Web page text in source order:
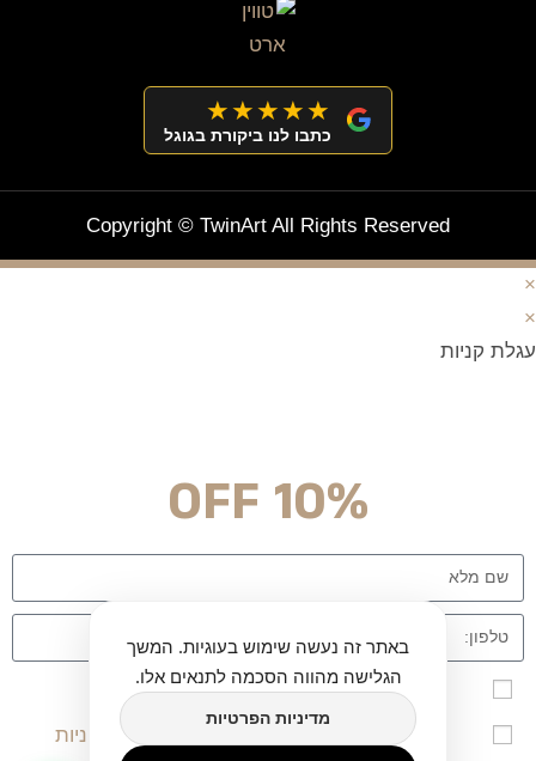
★★★★★
כתבו לנו ביקורת בגוגל
Copyright © TwinArt All Rights Reserved
באתר זה נעשה שימוש בעוגיות. המשך
הגלישה מהווה הסכמה לתנאים אלו.
מדיניות הפרטיות
×
×
עגלת קניות
10% OFF
אני מאשר\ת הרשמה לרשימת הדיוור לאתר twinart
אני מאשר/ת שקראתי, הבנתי ומסכים/מה ל
מדיניות